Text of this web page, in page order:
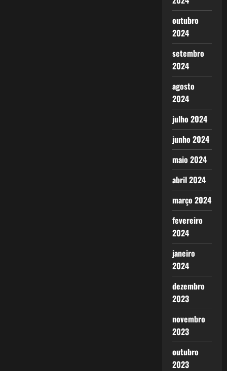
outubro
2024
setembro
2024
agosto
2024
julho 2024
junho 2024
maio 2024
abril 2024
março 2024
fevereiro
2024
janeiro
2024
dezembro
2023
novembro
2023
outubro
2023